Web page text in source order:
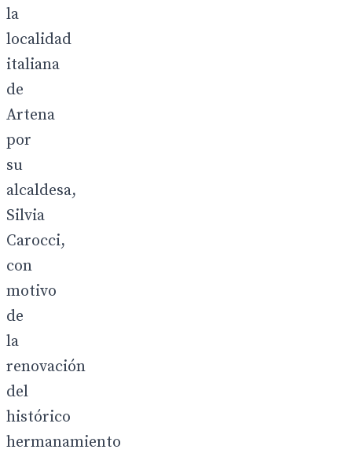
la
localidad
italiana
de
Artena
por
su
alcaldesa,
Silvia
Carocci,
con
motivo
de
la
renovación
del
histórico
hermanamiento